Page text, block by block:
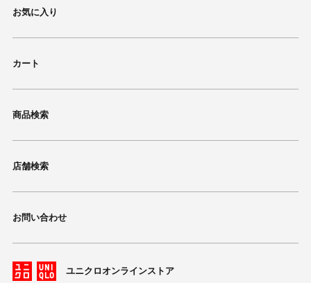
お気に入り
カート
商品検索
店舗検索
お問い合わせ
ユニクロオンラインストア